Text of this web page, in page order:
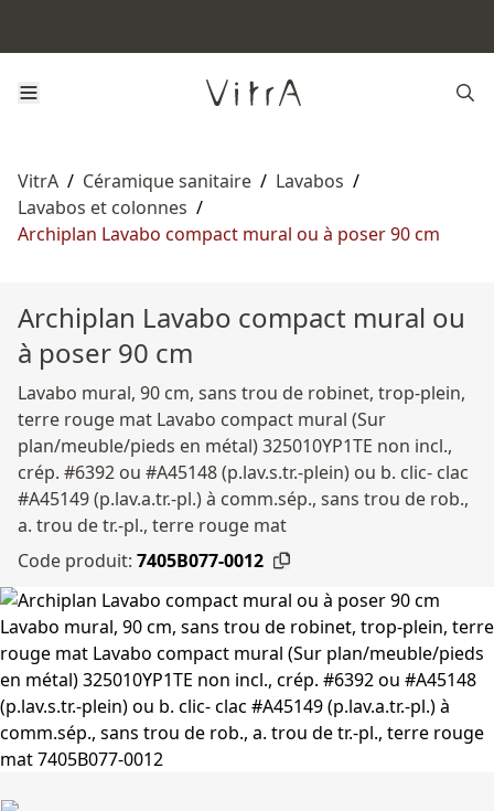
VitrA / Céramique sanitaire / Lavabos /
Lavabos et colonnes /
Archiplan Lavabo compact mural ou à poser 90 cm
Archiplan Lavabo compact mural ou
à poser 90 cm
Lavabo mural, 90 cm, sans trou de robinet, trop-plein,
terre rouge mat Lavabo compact mural (Sur
plan/meuble/pieds en métal) 325010YP1TE non incl.,
crép. #6392 ou #A45148 (p.lav.s.tr.-plein) ou b. clic- clac
#A45149 (p.lav.a.tr.-pl.) à comm.sép., sans trou de rob.,
a. trou de tr.-pl., terre rouge mat
Code produit: 7405B077-0012